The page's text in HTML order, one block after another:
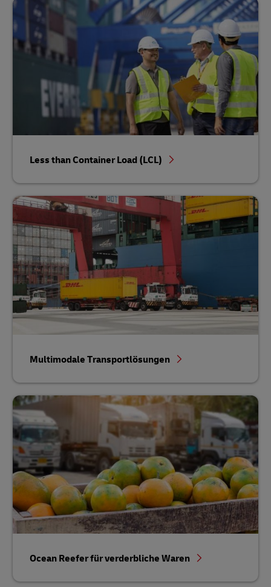
Less than Container Load (LCL)
Multimodale Transportlösungen
Ocean Reefer für verderbliche Waren